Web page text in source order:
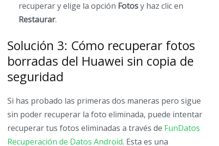
recuperar y elige la opción Fotosy haz clic en
Restaurar.
Solución 3: Cómo recuperar fotos
borradas del Huawei sin copia de
seguridad
Si has probado las primeras dos maneras pero sigue
sin poder recuperar la foto eliminada, puede intentar
recuperar tus fotos eliminadas a través de FunDatos
Recuperación de Datos Android. Esta es una